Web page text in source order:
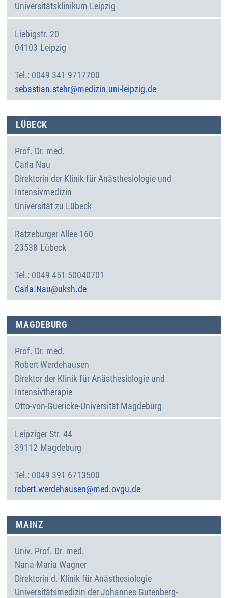
Universitätsklinikum Leipzig
Liebigstr. 20
04103 Leipzig
0049 341 9717700
sebastian.stehr@medizin.uni-leipzig.de
LÜBECK
Prof. Dr. med.
Carla Nau
Direktorin der Klinik für Anästhesiologie und
Intensivmedizin
Universität zu Lübeck
Ratzeburger Allee 160
23538 Lübeck
0049 451 50040701
Carla.Nau@uksh.de
MAGDEBURG
Prof. Dr. med.
Robert Werdehausen
Direktor der Klinik für Anästhesiologie und
Intensivtherapie
Otto-von-Guericke-Universität Magdeburg
Leipziger Str. 44
39112 Magdeburg
0049 391 6713500
robert.werdehausen@med.ovgu.de
MAINZ
Univ. Prof. Dr. med.
Nana-Maria Wagner
Direktorin d. Klinik für Anästhesiologie
Universitätsmedizin der Johannes Gutenberg-